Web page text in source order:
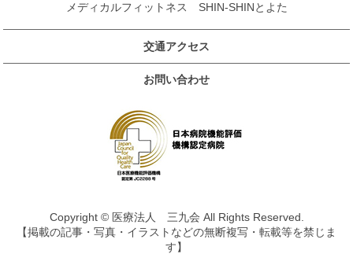
メディカルフィットネス SHIN-SHINとよた
交通アクセス
お問い合わせ
Copyright © 医療法人 三九会 All Rights Reserved.
【掲載の記事・写真・イラストなどの無断複写・転載等を禁じま
す】